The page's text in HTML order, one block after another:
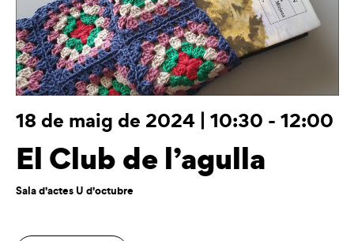
18 de maig de 2024 | 10:30 - 12:00
El Club de l’agulla
Sala d'actes U d'octubre